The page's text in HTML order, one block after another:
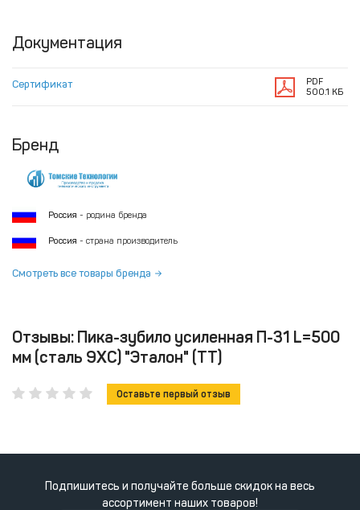
Документация
Сертификат
PDF
500.1 КБ
Бренд
Россия - родина бренда
Россия - страна производитель
Смотреть все товары бренда
Отзывы: Пика-зубило усиленная П-31 L=500
мм (сталь 9ХС) "Эталон" (ТТ)
Оставьте первый отзыв
Подпишитесь и получайте больше скидок на весь
ассортимент наших товаров!